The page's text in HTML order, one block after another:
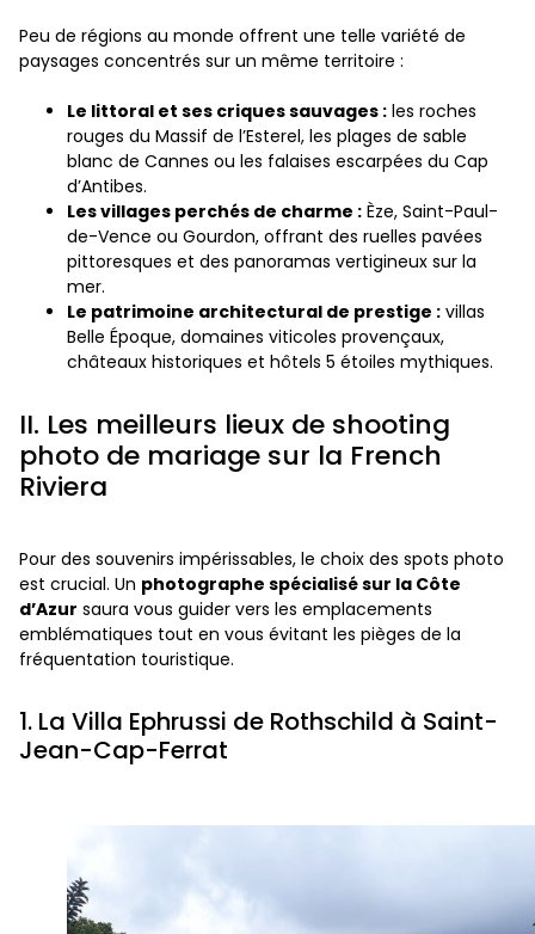
Peu de régions au monde offrent une telle variété de
paysages concentrés sur un même territoire :
Le littoral et ses criques sauvages : les roches
rouges du Massif de l’Esterel, les plages de sable
blanc de Cannes ou les falaises escarpées du Cap
d’Antibes.
Les villages perchés de charme : Èze, Saint-Paul-
de-Vence ou Gourdon, offrant des ruelles pavées
pittoresques et des panoramas vertigineux sur la
mer.
Le patrimoine architectural de prestige : villas
Belle Époque, domaines viticoles provençaux,
châteaux historiques et hôtels 5 étoiles mythiques.
II. Les meilleurs lieux de shooting
photo de mariage sur la French
Riviera
Pour des souvenirs impérissables, le choix des spots photo
est crucial. Un photographe spécialisé sur la Côte
d’Azur saura vous guider vers les emplacements
emblématiques tout en vous évitant les pièges de la
fréquentation touristique.
1. La Villa Ephrussi de Rothschild à Saint-
Jean-Cap-Ferrat